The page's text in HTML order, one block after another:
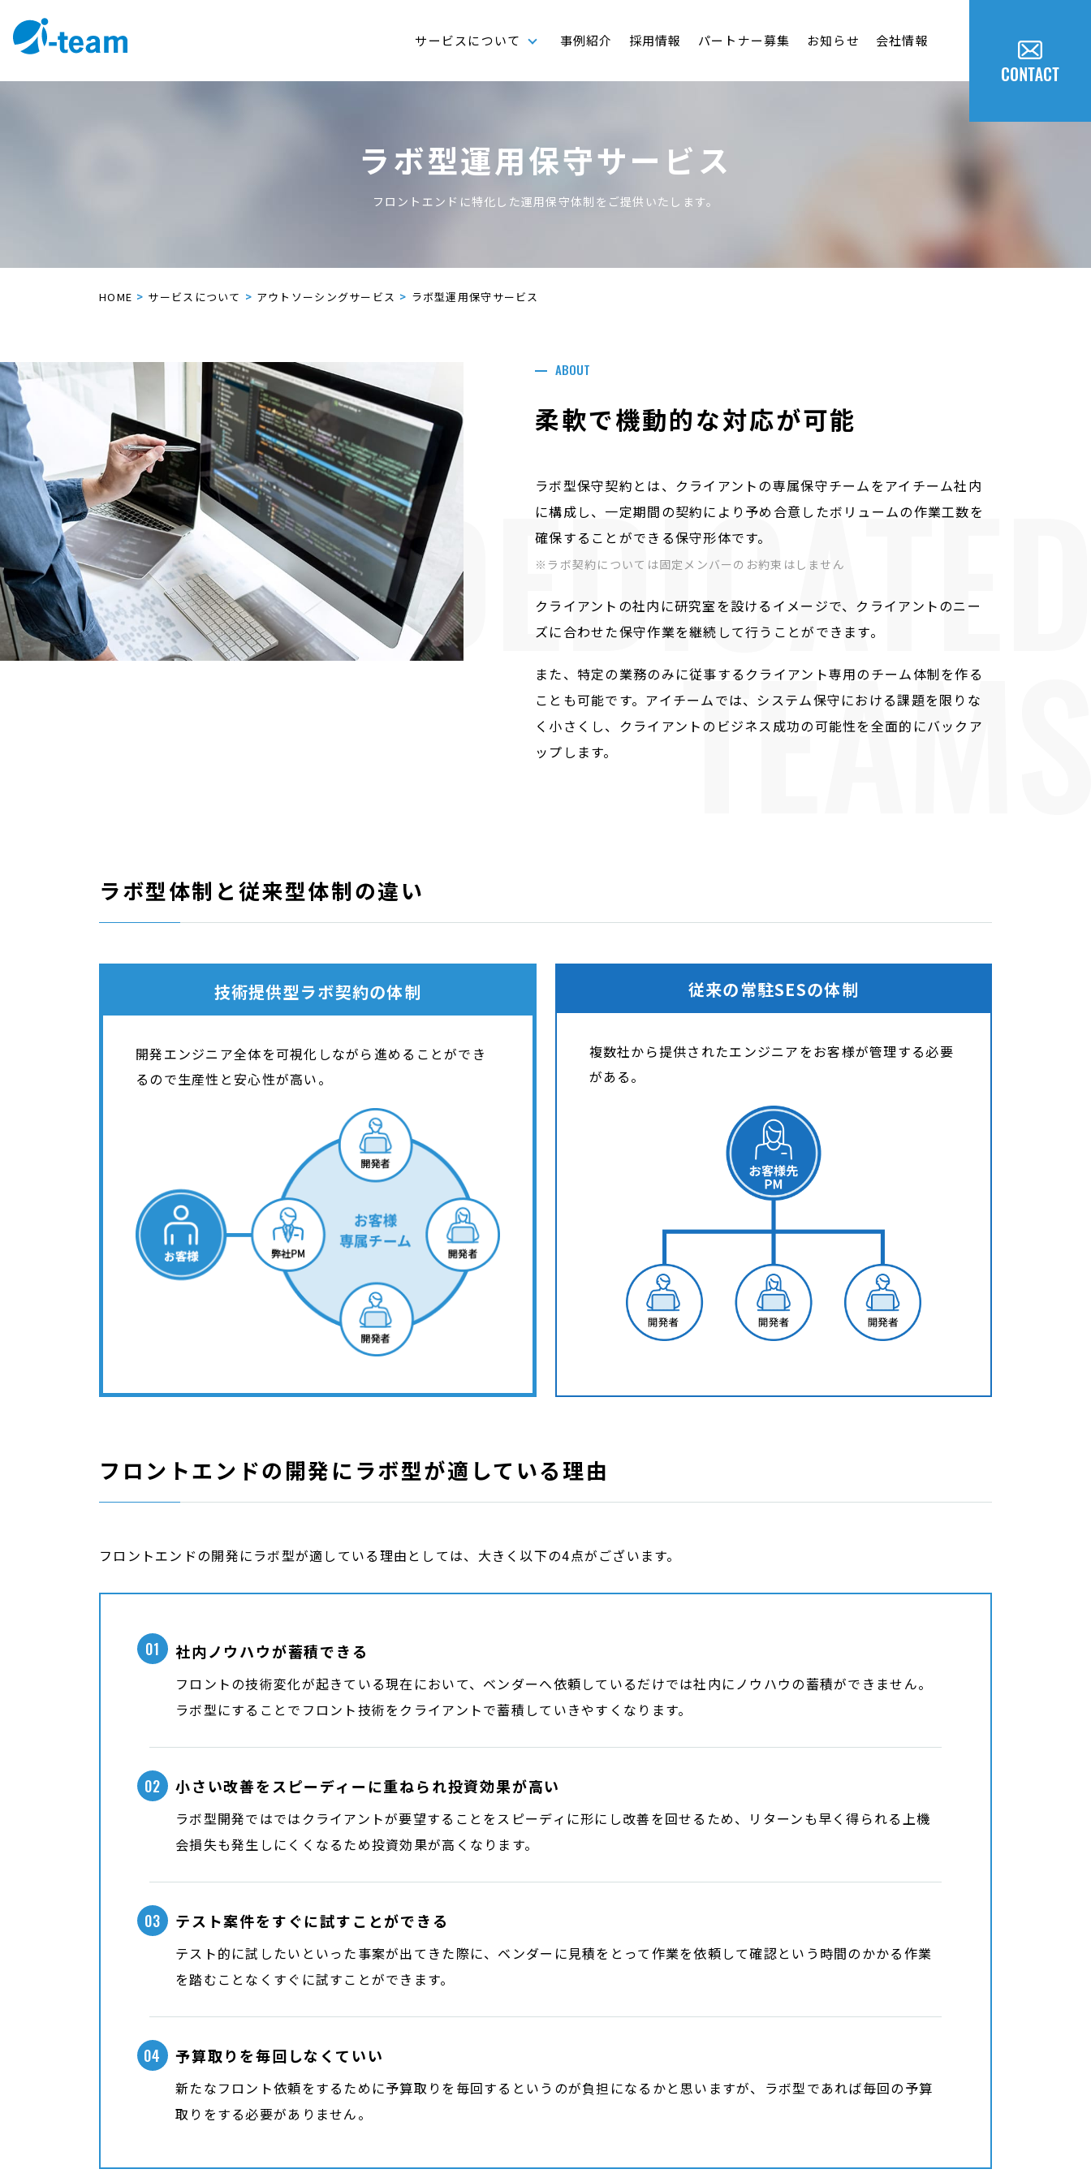
サービスについて 事例紹介 採用情報 パートナー募集 お知らせ 会社情報
ラボ型運用保守サービス
フロントエンドに特化した運用保守体制をご提供いたします。
HOME サービスについて アウトソーシングサービス ラボ型運用保守サービス
ABOUT
柔軟で機動的な対応が可能
ラボ型保守契約とは、クライアントの専属保守チームをアイチーム社内
に構成し、一定期間の契約により予め合意したボリュームの作業工数を
確保することができる保守形体です。
ラボ契約については固定メンバーのお約束はしません
クライアントの社内に研究室を設けるイメージで、クライアントのニー
ズに合わせた保守作業を継続して行うことができます。
また、特定の業務のみに従事するクライアント専用のチーム体制を作る
ことも可能です。アイチームでは、システム保守における課題を限りな
く小さくし、クライアントのビジネス成功の可能性を全面的にバックア
ップします。
ラボ型体制と従来型体制の違い
技術提供型ラボ契約の体制
開発エンジニア全体を可視化しながら進めることができ
るので生産性と安心性が高い。
従来の常駐SESの体制
複数社から提供されたエンジニアをお客様が管理する必要
がある。
フロントエンドの開発にラボ型が適している理由
フロントエンドの開発にラボ型が適している理由としては、大きく以下の4点がございます。
01 社内ノウハウが蓄積できる
フロントの技術変化が起きている現在において、ベンダーへ依頼しているだけでは社内にノウハウの蓄積ができません。
ラボ型にすることでフロント技術をクライアントで蓄積していきやすくなります。
02 小さい改善をスピーディーに重ねられ投資効果が高い
ラボ型開発ではではクライアントが要望することをスピーディに形にし改善を回せるため、リターンも早く得られる上機
会損失も発生しにくくなるため投資効果が高くなります。
03 テスト案件をすぐに試すことができる
テスト的に試したいといった事案が出てきた際に、ベンダーに見積をとって作業を依頼して確認という時間のかかる作業
を踏むことなくすぐに試すことができます。
04 予算取りを毎回しなくていい
新たなフロント依頼をするために予算取りを毎回するというのが負担になるかと思いますが、ラボ型であれば毎回の予算
取りをする必要がありません。